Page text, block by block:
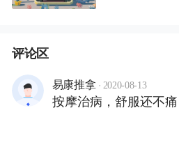
评论区
易康推拿 · 2020-08-13
按摩治病，舒服还不痛